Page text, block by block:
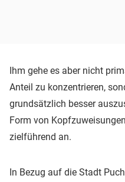
Ihm gehe es aber nicht
Anteil zu konzentrieren,
grundsätzlich besser
Form von
zielführend an.
In Bezug auf die Stadt